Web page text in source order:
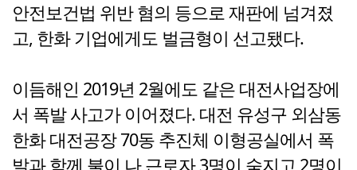
안전보건법 위반 혐의 등으로 재판에 넘겨졌
고, 한화 기업에게도 벌금형이 선고됐다.
이듬해인 2019년 2월에도 같은 대전사업장에
서 폭발 사고가 이어졌다. 대전 유성구 외삼동
한화 대전공장 70동 추진체 이형공실에서 폭
발과 함께 불이 나 근로자 3명이 숨지고 2명이